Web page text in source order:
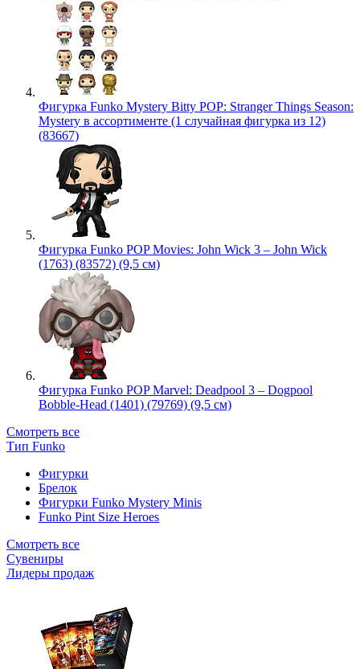
Фигурка Funko Mystery Bitty POP: Stranger Things Season:
Mystery в ассортименте (1 случайная фигурка из 12)
(83667)
Фигурка Funko POP Movies: John Wick 3 – John Wick
(1763) (83572) (9,5 см)
Фигурка Funko POP Marvel: Deadpool 3 – Dogpool
Bobble-Head (1401) (79769) (9,5 см)
Смотреть все
Тип Funko
Фигурки
Брелок
Фигурки Funko Mystery Minis
Funko Pint Size Heroes
Смотреть все
Сувениры
Лидеры продаж